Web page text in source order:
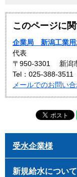
このページに
企業局 新潟工業用
代表
〒950-3301
新潟
Tel：025-388-3511
メールでのお問い
受水企業様
新規給水について